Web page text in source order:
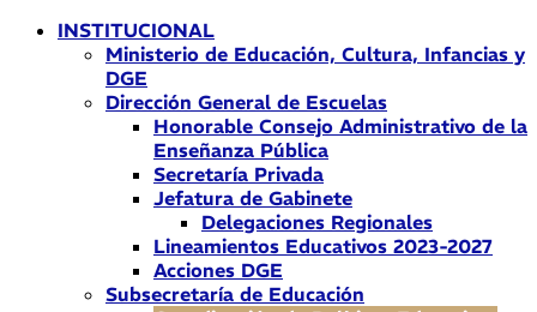
INSTITUCIONAL
Ministerio de Educación, Cultura, Infancias y
DGE
Dirección General de Escuelas
Honorable Consejo Administrativo de la
Enseñanza Pública
Secretaría Privada
Jefatura de Gabinete
Delegaciones Regionales
Lineamientos Educativos 2023-2027
Acciones DGE
Subsecretaría de Educación